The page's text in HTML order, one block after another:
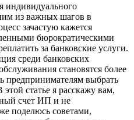
индивидуального
из важных шагов в
зачастую кажется
бюрократическими
за банковские услуги.
среди банковских
становятся более
предпринимателям выбрать
статье я расскажу вам,
счет ИП и не
поделюсь советами,